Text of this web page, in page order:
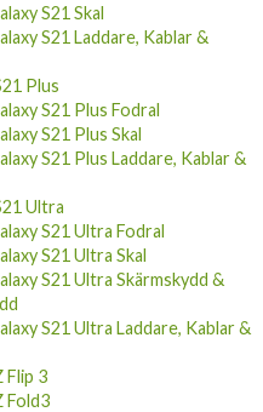
S21 Skal
S21 Laddare, Kablar &
Plus
S21 Plus Fodral
S21 Plus Skal
S21 Plus Laddare, Kablar &
Ultra
S21 Ultra Fodral
S21 Ultra Skal
S21 Ultra Skärmskydd &
S21 Ultra Laddare, Kablar &
Flip 3
Fold3